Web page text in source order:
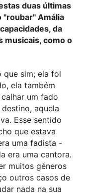
duas últimas
Amália
da
musicais, como o
sim; ela foi
ela também
um fado
aquela
Esse sentido
que estava
uma fadista -
era uma cantora.
muitos géneros
outros casos de
nada na sua